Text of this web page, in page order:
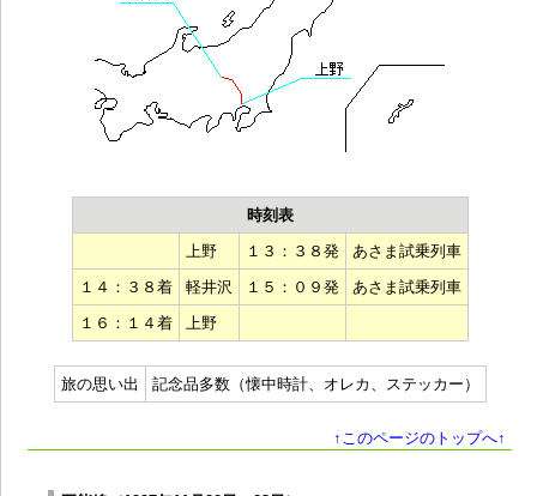
時刻表
上野
１３：３８発
あさま試乗列車
１４：３８着
軽井沢 １５：０９発
あさま試乗列車
１６：１４着
上野
旅の思い出 記念品多数（懐中時計、オレカ、ステッカー）
↑このページのトップへ↑